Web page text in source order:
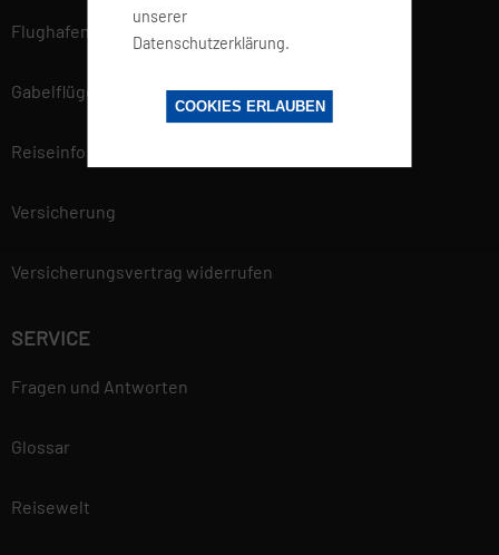
unserer
Datenschutzerklärung.
COOKIES ERLAUBEN
Flughafen Informationen
Gabelflüge
Reiseinfo
Versicherung
Versicherungsvertrag widerrufen
SERVICE
Fragen und Antworten
Glossar
Reisewelt